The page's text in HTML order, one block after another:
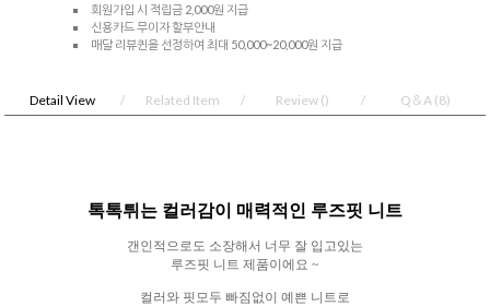
회원가입 시 적립금 2,000원 지급
신용카드 무이자 할부안내
매달 리뷰퀸을 선정하여 최대 50,000~20,000원 지급
Detail View Related Item Review () Q＆A (8)
톡톡튀는 컬러감이 매력적인 루즈핏 니트
갠인적으로도 소장해서 너무 잘 입고있는
루즈핏 니트 제품이에요 ~
컬러와 핏모두 빠짐없이 예쁜 니트로